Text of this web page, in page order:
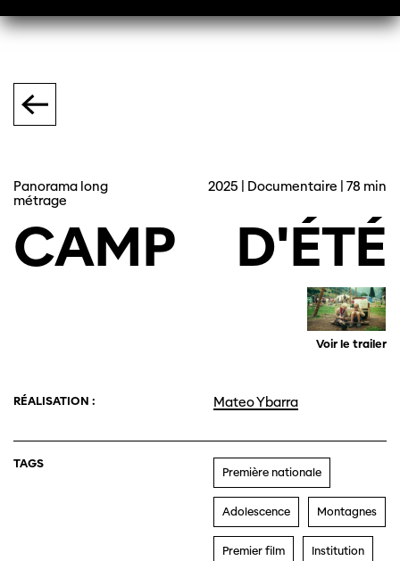
Panorama long
métrage
2025 | Documentaire | 78 min
CAMP D'ÉTÉ
Voir le trailer
RÉALISATION : Mateo Ybarra
TAGS
Première nationale
Adolescence Montagnes
Premier film Institution